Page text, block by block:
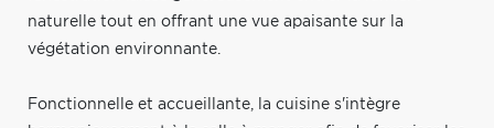
naturelle tout en offrant une vue apaisante sur la
végétation environnante.
Fonctionnelle et accueillante, la cuisine s'intègre